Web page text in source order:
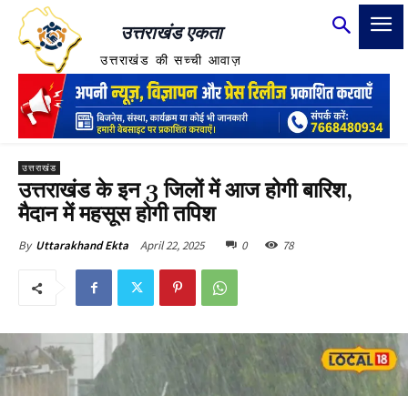
उत्तराखंड एकता
उत्तराखंड की सच्ची आवाज़
उत्तराखंड
उत्तराखंड के इन 3 जिलों में आज होगी बारिश,
मैदान में महसूस होगी तपिश
By Uttarakhand Ekta April 22, 2025 0 78